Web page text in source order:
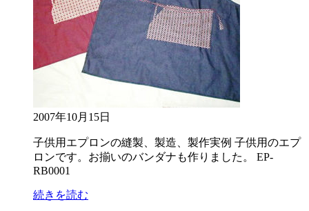
2007年10月15日
子供用エプロンの縫製、製造、製作実例 子供用のエプ
ロンです。お揃いのバンダナも作りました。 EP-
RB0001
続きを読む